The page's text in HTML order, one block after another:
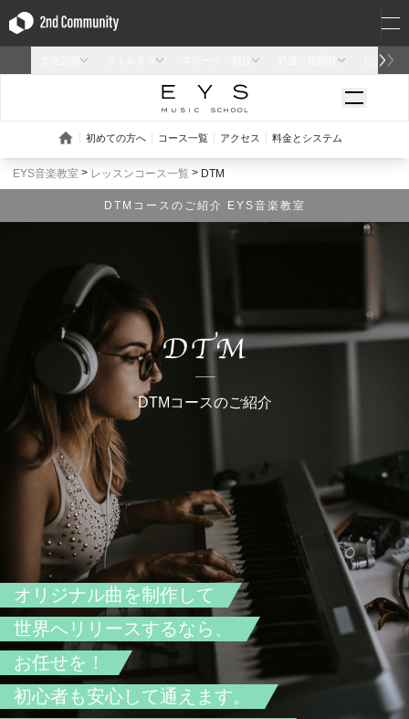
EYS音楽教室 レッスンコース一覧 DTM
DTMコースのご紹介 EYS音楽教室
オリジナル曲を制作して
世界へリリースするなら、
お任せを！
初心者も安心して通えます。
DTMコースのご紹介